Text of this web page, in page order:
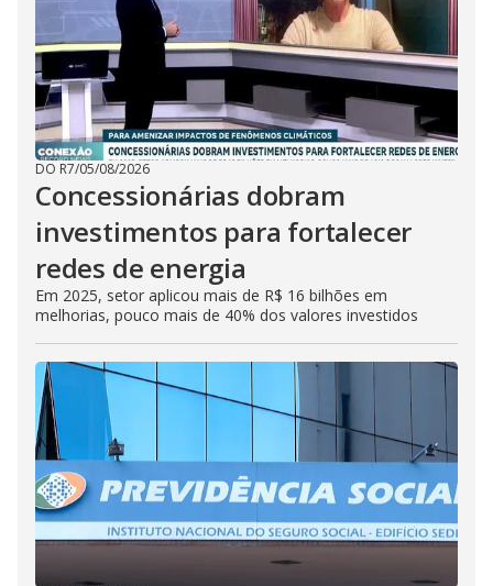
DO R7/05/08/2026
Concessionárias dobram
investimentos para fortalecer
redes de energia
Em 2025, setor aplicou mais de R$ 16 bilhões em
melhorias, pouco mais de 40% dos valores investidos